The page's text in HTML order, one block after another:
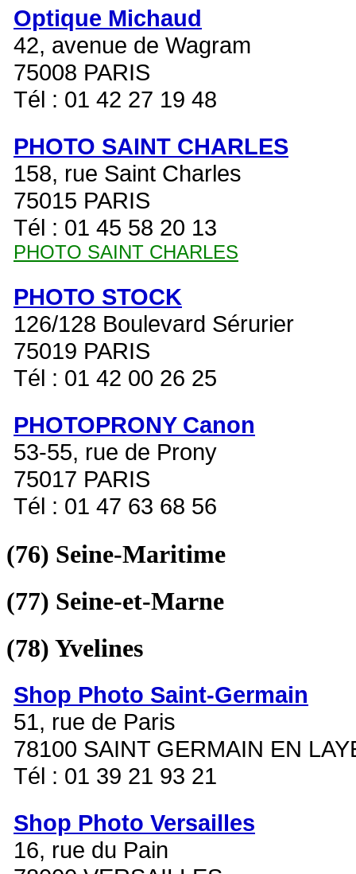
Optique Michaud
42, avenue de Wagram
75008 PARIS
Tél : 01 42 27 19 48
PHOTO SAINT CHARLES
158, rue Saint Charles
75015 PARIS
Tél : 01 45 58 20 13
PHOTO SAINT CHARLES
PHOTO STOCK
126/128 Boulevard Sérurier
75019 PARIS
Tél : 01 42 00 26 25
PHOTOPRONY Canon
53-55, rue de Prony
75017 PARIS
Tél : 01 47 63 68 56
(76) Seine-Maritime
(77) Seine-et-Marne
(78) Yvelines
Shop Photo Saint-Germain
51, rue de Paris
78100 SAINT GERMAIN EN
Tél : 01 39 21 93 21
Shop Photo Versailles
16, rue du Pain